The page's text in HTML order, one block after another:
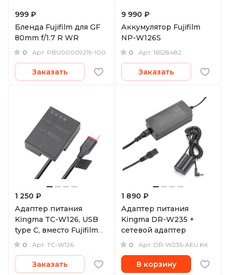
999 ₽
Бленда Fujifilm для GF
80mm f/1.7 R WR
0 Арт. PBU00009219-100
Заказать
9 990 ₽
Аккумулятор Fujifilm
NP-W126S
0 Арт. 16528482
Заказать
1 250 ₽
Адаптер питания
Kingma TC-W126, USB
type C, вместо Fujifilm
NP-W126
0 Арт. TC-W126
Заказать
1 890 ₽
Адаптер питания
Kingma DR-W235 +
сетевой адаптер
0 Арт. DR-W235-AEU Kit
В корзину